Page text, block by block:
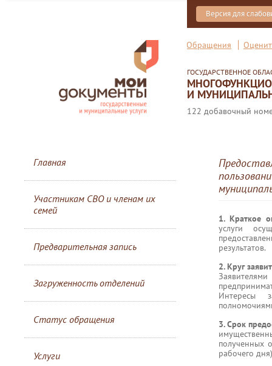
Версия для
Обращения
ГОСУДАРСТВЕННОЕ
И
122 добавочный
Главная
Участникам СВО и членам их
семей
Предварительная запись
Загруженность отделений
Статус обращения
Услуги
1. Краткое
услуги
результатов.
2. Круг
Интересы
3. Срок
полученных
рабочего